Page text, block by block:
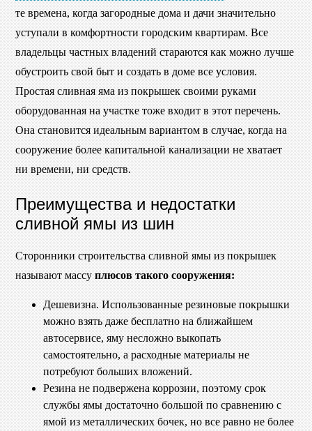
те времена, когда загородные дома и дачи значительно
уступали в комфортности городским квартирам. Все
владельцы частных владений стараются как можно лучше
обустроить свой быт и создать в доме все условия.
Простая сливная яма из покрышек своими руками
оборудованная на участке тоже входит в этот перечень.
Она становится идеальным вариантом в случае, когда на
сооружение более капитальной канализации не хватает
ни времени, ни средств.
Преимущества и недостатки
сливной ямы из шин
Сторонники строительства сливной ямы из покрышек
называют массу плюсов такого сооружения:
Дешевизна. Использованные резиновые покрышки
можно взять даже бесплатно на ближайшем
автосервисе, яму несложно выкопать
самостоятельно, а расходные материалы не
потребуют больших вложений.
Резина не подвержена коррозии, поэтому срок
службы ямы достаточно большой по сравнению с
ямой из металлических бочек, но все равно не более